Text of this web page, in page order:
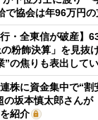
協会は年96万円の
行・全東信が破産】
の粉飾決算」を見
”の焦りも表出して
株に資金集中で“
坂本慎太郎さんが
紹介